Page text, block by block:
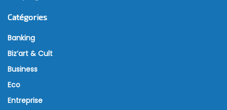
Catégories
Banking
Biz’art & Cult
Business
Eco
Entreprise